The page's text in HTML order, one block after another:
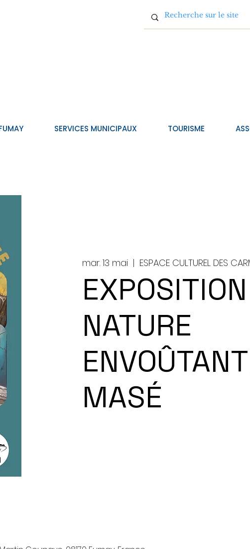
SERVICES MUNICIPAUX TOURISME
mar. 13 mai
  |
ESPACE CULTUREL DES
NATURE
MASÉ